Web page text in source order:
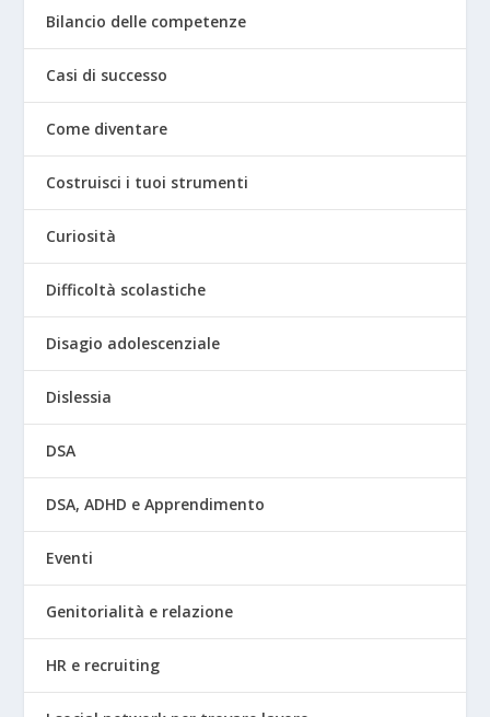
Bilancio delle competenze
Casi di successo
Come diventare
Costruisci i tuoi strumenti
Curiosità
Difficoltà scolastiche
Disagio adolescenziale
Dislessia
DSA
DSA, ADHD e Apprendimento
Eventi
Genitorialità e relazione
HR e recruiting